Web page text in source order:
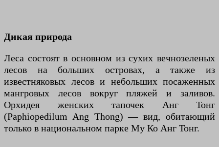
Дикая природа
Леса состоят в основном из сухих вечнозеленых
лесов на больших островах, а также из
известняковых лесов и небольших посаженных
мангровых лесов вокруг пляжей и заливов.
Орхидея женских тапочек Анг Тонг
(Paphiopedilum Ang Thong) — вид, обитающий
только в национальном парке Му Ко Анг Тонг.